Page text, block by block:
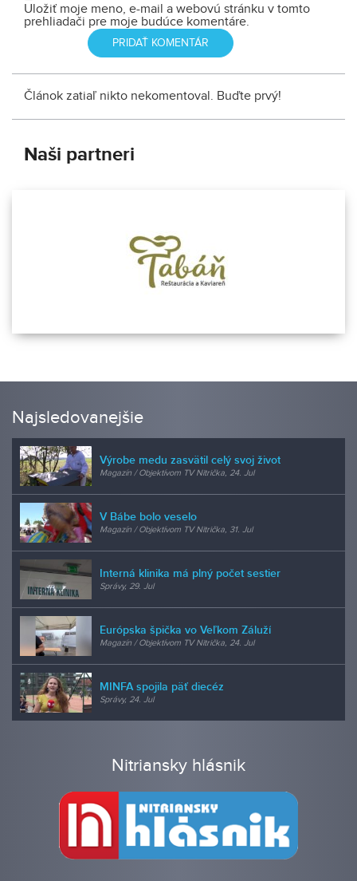
Uložiť moje meno, e-mail a webovú stránku v tomto
prehliadači pre moje budúce komentáre.
Článok zatiaľ nikto nekomentoval. Buďte prvý!
Naši partneri
Najsledovanejšie
Výrobe medu zasvätil celý svoj život
Magazín / Objektívom TV Nitrička, 24. Jul
V Bábe bolo veselo
Magazín / Objektívom TV Nitrička, 31. Jul
Interná klinika má plný počet sestier
Správy, 29. Jul
Európska špička vo Veľkom Záluží
Magazín / Objektívom TV Nitrička, 24. Jul
MINFA spojila päť diecéz
Správy, 24. Jul
Nitriansky hlásnik